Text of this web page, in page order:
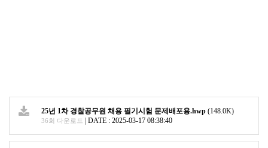
25년 1차 경찰공무원 채용 필기시험 문제배포용.hwp (148.0K)
36회 다운로드 DATE : 2025-03-17 08:38:40